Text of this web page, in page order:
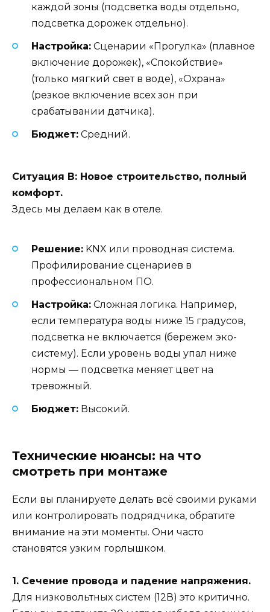
каждой зоны (подсветка воды отдельно,
подсветка дорожек отдельно).
Настройка: Сценарии «Прогулка» (плавное
включение дорожек), «Спокойствие»
(только мягкий свет в воде), «Охрана»
(резкое включение всех зон при
срабатывании датчика).
Бюджет: Средний.
Ситуация В: Новое строительство, полный
комфорт.
Здесь мы делаем как в отеле.
Решение: KNX или проводная система.
Профилирование сценариев в
профессиональном ПО.
Настройка: Сложная логика. Например,
если температура воды ниже 15 градусов,
подсветка не включается (бережем эко-
систему). Если уровень воды упал ниже
нормы — подсветка меняет цвет на
тревожный.
Бюджет: Высокий.
Технические нюансы: на что
смотреть при монтаже
Если вы планируете делать всё своими руками
или контролировать подрядчика, обратите
внимание на эти моменты. Они часто
становятся узким горлышком.
1. Сечение провода и падение напряжения.
Для низковольтных систем (12В) это критично.